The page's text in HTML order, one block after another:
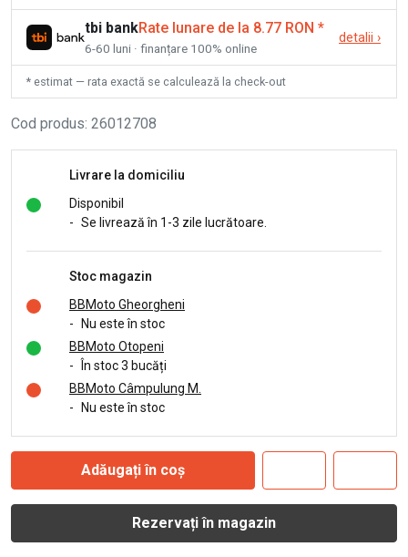
tbi bankRate lunare de la 8.77 RON *
6-60 luni · finanțare 100% online
detalii ›
* estimat — rata exactă se calculează la check-out
Cod produs: 26012708
Livrare la domiciliu
Disponibil
- Se livrează în 1-3 zile lucrătoare.
Stoc magazin
BBMoto Gheorgheni
- Nu este în stoc
BBMoto Otopeni
-
În stoc 3 bucăți
BBMoto Câmpulung M.
- Nu este în stoc
Adăugați în coș
Rezervați în magazin